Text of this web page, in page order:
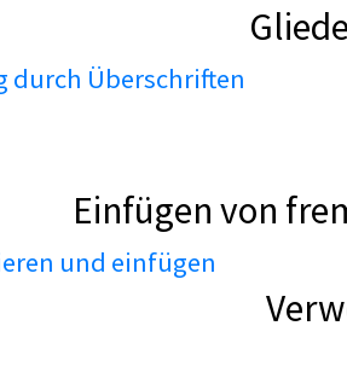
durch Überschriften
Einfügen von
und einfügen